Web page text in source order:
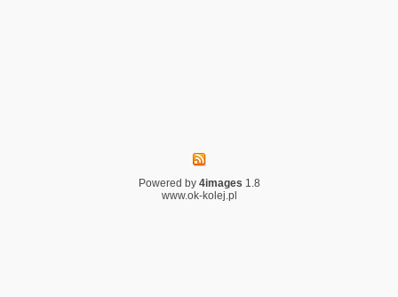
Powered by 4images 1.8
www.ok-kolej.pl